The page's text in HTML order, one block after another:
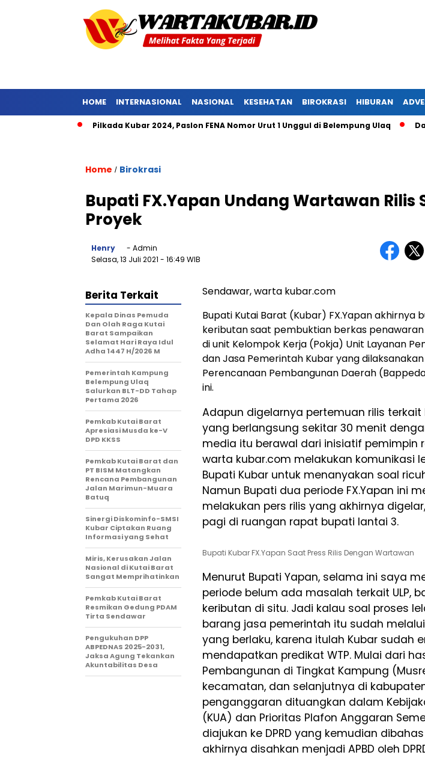
HOME INTERNASIONAL NASIONAL KESEHATAN BIROKRASI HIBURAN
Pilkada Kubar 2024, Paslon FENA Nomor Urut 1 Unggul di Belempung Ulaq Dapat
Home / Birokrasi
Bupati FX.Yapan Undang Wartawan Rilis
Proyek
Henry
- Admin
Selasa, 13 Juli 2021 - 16:49 WIB
Sendawar, warta kubar.com
Bupati Kutai Barat (Kubar) FX.Yapan akhirnya
keributan saat pembuktian berkas
di unit Kelompok Kerja (Pokja) Unit Layanan
dan Jasa Pemerintah Kubar yang
Perencanaan Pembangunan Daerah
ini.
Adapun digelarnya pertemuan rilis terkait
yang berlangsung sekitar 30 menit
media itu berawal dari inisiatif pemimpin
warta kubar.com melakukan komunikasi
Bupati Kubar untuk menanyakan soal ricuh
Namun Bupati dua periode FX.Yapan ini
melakukan pers rilis yang akhirnya
pagi di ruangan rapat bupati lantai 3.
Bupati Kubar FX.Yapan Saat Press Rilis Dengan Wartawan
Menurut Bupati Yapan, selama ini saya
periode belum ada masalah terkait ULP,
keributan di situ. Jadi kalau soal proses
barang jasa pemerintah itu sudah
yang berlaku, karena itulah Kubar sudah
mendapatkan predikat WTP. Mulai dari
Pembangunan di Tingkat Kampung
kecamatan, dan selanjutnya di
penganggaran dituangkan dalam
(KUA) dan Prioritas Plafon Anggaran
diajukan ke DPRD yang kemudian dibahas
akhirnya disahkan menjadi APBD oleh
Berita Terkait
Kepala Dinas Pemuda
Dan Olah Raga Kutai
Barat Sampaikan
Selamat Hari Raya Idul
Adha 1447 H/2026 M
Pemerintah Kampung
Belempung Ulaq
Salurkan BLT-DD Tahap
Pertama 2026
Pemkab Kutai Barat
Apresiasi Musda ke-V
DPD KKSS
Pemkab Kutai Barat dan
PT BISM Matangkan
Rencana Pembangunan
Jalan Marimun-Muara
Batuq
Sinergi Diskominfo-SMSI
Kubar Ciptakan Ruang
Informasi yang Sehat
Miris, Kerusakan Jalan
Nasional di Kutai Barat
Sangat Memprihatinkan
Pemkab Kutai Barat
Resmikan Gedung PDAM
Tirta Sendawar
Pengukuhan DPP
ABPEDNAS 2025-2031,
Jaksa Agung Tekankan
Akuntabilitas Desa